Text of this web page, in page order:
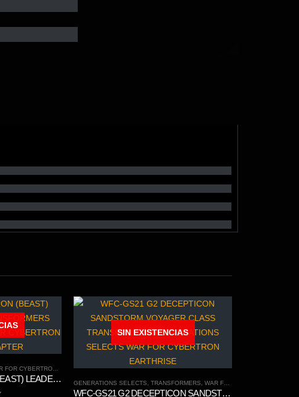
CYBERTRON TRILOGY
WFC-K10 MEGATRON (BEAST) LEADER CLASS TRANSFORMERS GENERATIONS WAR FOR CYBERTRON KINGDOM CHAPTER
SIN EXISTENCIAS
GENERATIONS SELECTS, TRANSFORMERS, WAR FOR CYBERTRON TRILOGY
WFC-GS21 G2 DECEPTICON SANDSTORM VOYAGER CLASS TRANSFORMERS GENERATIONS SELECTS WAR FOR CYBERTRON EARTHRISE